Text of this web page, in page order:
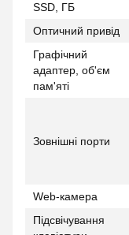
SSD, ГБ
Оптичний привід
Графічний
адаптер, об'єм
пам'яті
Зовнішні порти
Web-камера
Підсвічування